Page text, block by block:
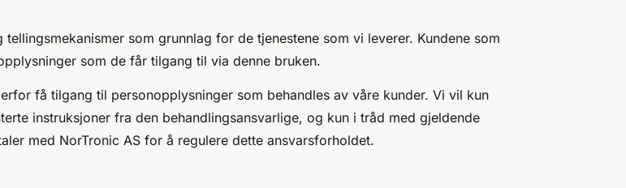
som grunnlag for de tjenestene som vi leverer. Kundene som
som de får tilgang til via denne bruken.
få tilgang til personopplysninger som behandles av våre kunder. Vi vil kun
instruksjoner fra den behandlingsansvarlige, og kun i tråd med gjeldende
med NorTronic AS for å regulere dette ansvarsforholdet.